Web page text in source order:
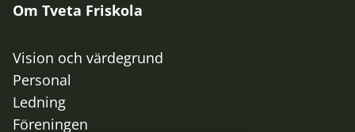
Om Tveta Friskola
Vision och värdegrund
Personal
Ledning
Föreningen